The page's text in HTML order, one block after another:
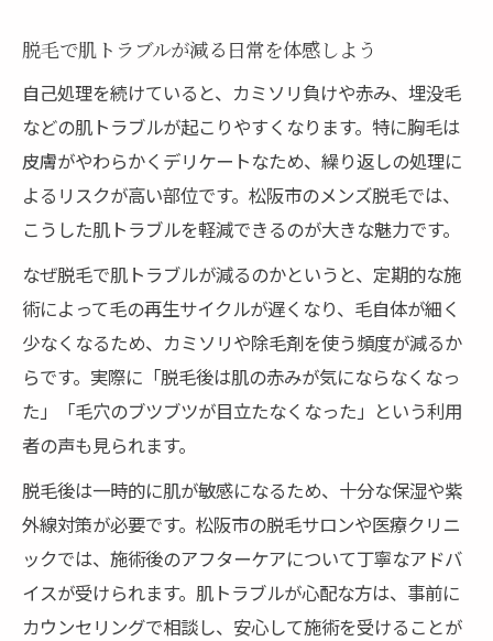
由
の選び方
医療脱毛で胸毛が薄くなるまでの流れを解説
医療脱毛で胸毛が薄くなるまでの施術回数
と目安
点
胸毛脱毛の効果を高めるための施術前後の
ケア法
メンズ医療脱毛のカウンセリングから施術
までの流れ
自己処理から医療脱毛への切り替えポイン
ト解説
松阪市で話題のメンズ脱毛が注目される理由
松阪市でメンズ脱毛が人気な背景とその理
由
脱毛で肌トラブルが減る日常を体感しよう
自己処理を続けていると、カミソリ負けや赤み、埋没毛
などの肌トラブルが起こりやすくなります。特に胸毛は
皮膚がやわらかくデリケートなため、繰り返しの処理に
よるリスクが高い部位です。松阪市のメンズ脱毛では、
こうした肌トラブルを軽減できるのが大きな魅力です。
なぜ脱毛で肌トラブルが減るのかというと、定期的な施
術によって毛の再生サイクルが遅くなり、毛自体が細く
少なくなるため、カミソリや除毛剤を使う頻度が減るか
らです。実際に「脱毛後は肌の赤みが気にならなくなっ
た」「毛穴のブツブツが目立たなくなった」という利用
者の声も見られます。
脱毛後は一時的に肌が敏感になるため、十分な保湿や紫
外線対策が必要です。松阪市の脱毛サロンや医療クリニ
ックでは、施術後のアフターケアについて丁寧なアドバ
イスが受けられます。肌トラブルが心配な方は、事前に
カウンセリングで相談し、安心して施術を受けることが